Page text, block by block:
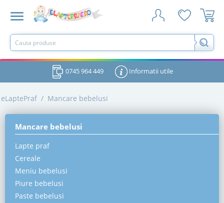
0745 964 449 Informatii utile
eLaptePraf / Mancare bebelusi
Mancare bebelusi
Lapte praf
Cereale
Meniu bebelusi
Piure bebelusi
Paste bebelusi